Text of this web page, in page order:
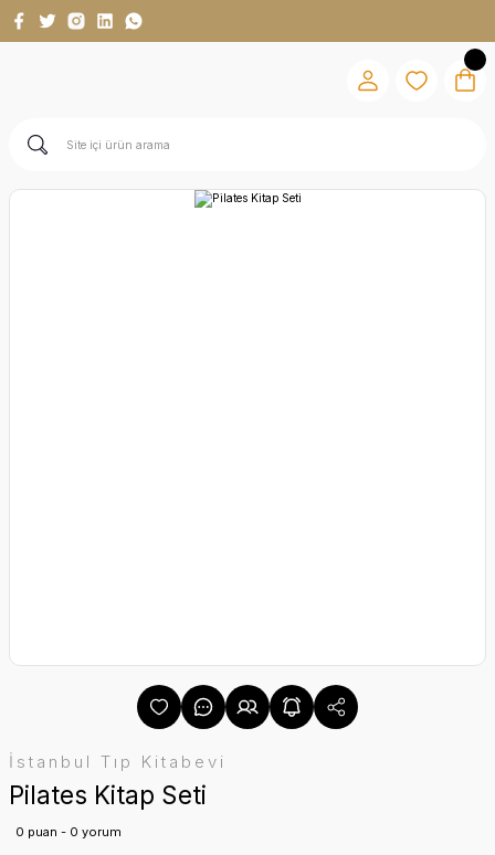
İstanbul Tıp Kitabevi
Pilates Kitap Seti
0 puan - 0 yorum